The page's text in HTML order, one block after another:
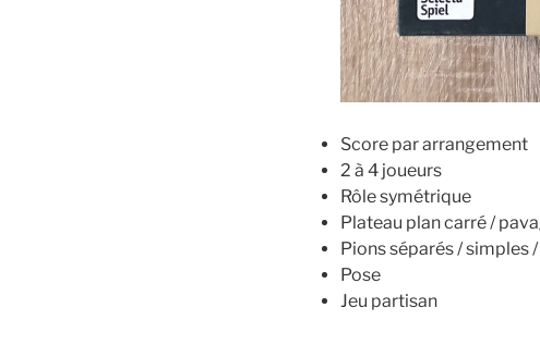
Score par arrangement
2 à 4 joueurs
Rôle symétrique
Plateau plan carré /
Pions séparés / simples
Pose
Jeu partisan